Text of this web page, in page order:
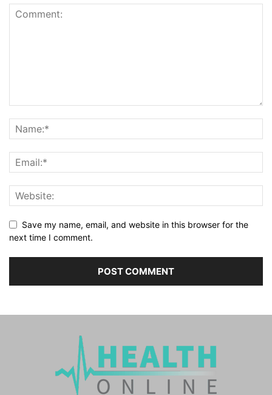
Save my name, email, and website in this browser for the
next time I comment.